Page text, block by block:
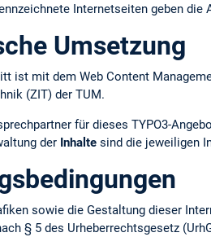
Internetseiten geben die
Umsetzung
ist mit dem Web Content
(ZIT) der TUM.
für dieses TYPO3-
der Inhalte sind die jeweiligen
sowie die Gestaltung dieser
§ 5 des Urheberrechtsgesetz